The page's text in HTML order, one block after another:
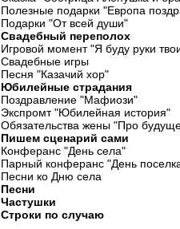
Полезные подарки "Европа
Подарки "От всей души"
Свадебный переполох
Игровой момент "Я буду руки
Свадебные игры
Песня "Казачий хор"
Юбилейные страдания
Поздравление "Мафиози"
Экспромт "Юбилейная история"
Обязательства жены "Про
Пишем сценарий сами
Конферанс "День села"
Парный конферанс "День
Песни ко Дню села
Песни
Частушки
Строки по случаю